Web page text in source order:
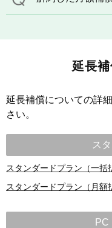
延長
延長補償についての詳
さい。
ス
スタンダードプラン（一括
スタンダードプラン（月額
PC